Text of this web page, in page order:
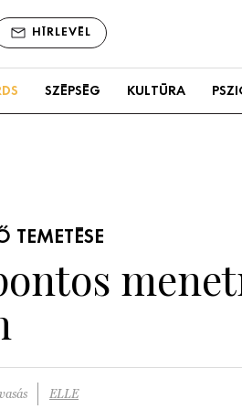
HÍRLEVÉL
SZÉPSÉG KULTÚRA
TEMETÉSE
ELLE